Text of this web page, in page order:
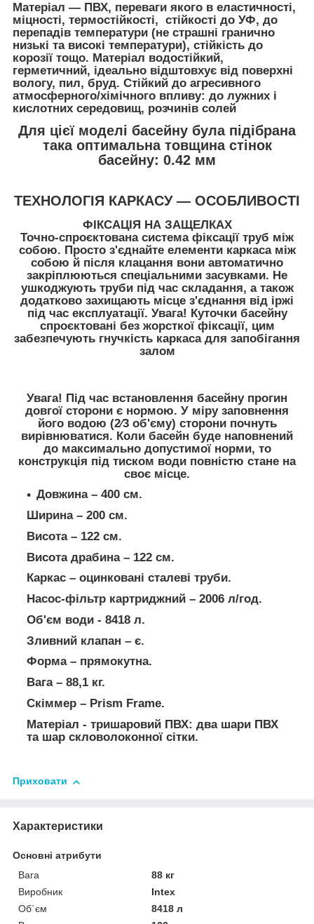
Матеріал — ПВХ, переваги якого в еластичності,
міцності, термостійкості, стійкості до УФ, до
перепадів температури (не страшні гранично
низькі та високі температури), стійкість до
корозії тощо. Матеріал водостійкий,
герметичний, ідеально відштовхує від поверхні
вологу, пил, бруд. Стійкий до агресивного
атмосферного/хімічного впливу: до лужних і
кислотних середовищ, розчинів солей
Для цієї моделі басейну була підібрана
така оптимальна товщина стінок
басейну: 0.42 мм
ТЕХНОЛОГІЯ КАРКАСУ — ОСОБЛИВОСТІ
ФІКСАЦІЯ НА ЗАЩЕЛКАХ
Точно-спроєктована система фіксації труб між
собою. Просто з'єднайте елементи каркаса між
собою й після клацання вони автоматично
закріплюються спеціальними засувками. Не
ушкоджують труби під час складання, а також
додатково захищають місце з'єднання від іржі
під час експлуатації. Увага! Куточки басейну
спроєктовані без жорсткої фіксації, цим
забезпечують гнучкість каркаса для запобігання
залом
Увага! Під час встановлення басейну прогин
довгої сторони є нормою. У міру заповнення
його водою (2⁄3 об'єму) сторони почнуть
вирівнюватися. Коли басейн буде наповнений
до максимально допустимої норми, то
конструкція під тиском води повністю стане на
своє місце.
Довжина – 400 см.
Ширина – 200 см.
Висота – 122 см.
Висота драбина – 122 см.
Каркас – оцинковані сталеві труби.
Насос-фільтр картриджний – 2006 л/год.
Об'єм води - 8418 л.
Зливний клапан – є.
Форма – прямокутна.
Вага – 88,1 кг.
Скіммер – Prism Frame.
Матеріал - тришаровий ПВХ: два шари ПВХ
та шар скловолоконної сітки.
Приховати
Характеристики
Основні атрибути
Вага
88 кг
Виробник
Intex
Об`єм
8418 л